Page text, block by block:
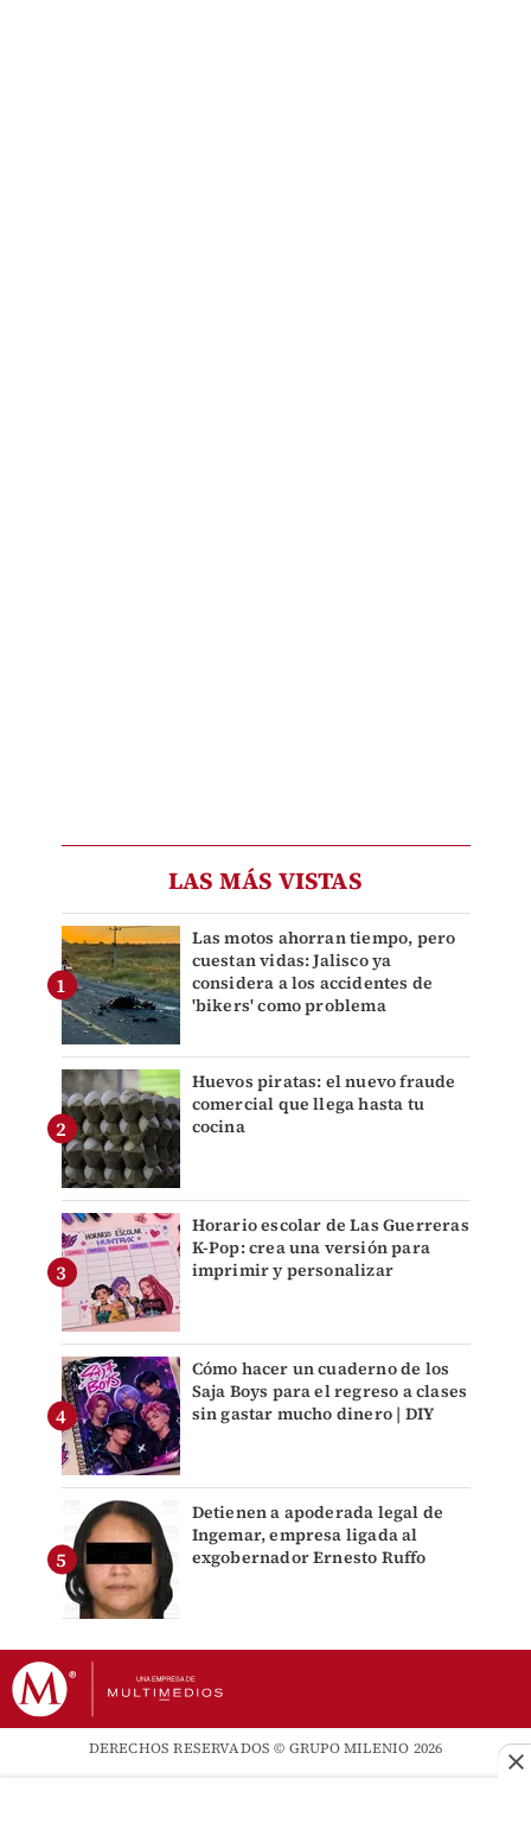
LAS MÁS VISTAS
Las motos ahorran tiempo, pero
cuestan vidas: Jalisco ya
considera a los accidentes de
'bikers' como problema
Huevos piratas: el nuevo fraude
comercial que llega hasta tu
cocina
Horario escolar de Las Guerreras
K-Pop: crea una versión para
imprimir y personalizar
Cómo hacer un cuaderno de los
Saja Boys para el regreso a clases
sin gastar mucho dinero | DIY
Detienen a apoderada legal de
Ingemar, empresa ligada al
exgobernador Ernesto Ruffo
DERECHOS RESERVADOS © GRUPO MILENIO 2026